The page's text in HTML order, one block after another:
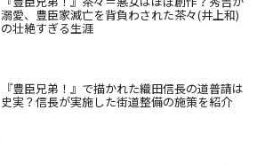
溺愛、豊臣家滅亡を背負わされた茶々(井上和)
の壮絶すぎる生涯
『豊臣兄弟！』で描かれた織田信長の道普請は
史実？信長が実施した街道整備の施策を紹介